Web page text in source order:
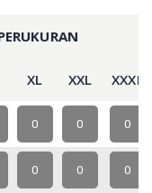
XL XXL XXXL
0 0 0
0 0 0